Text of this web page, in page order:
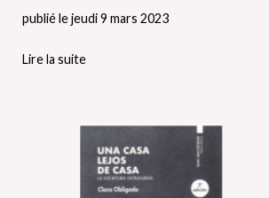
publié le jeudi 9 mars 2023
Lire la suite